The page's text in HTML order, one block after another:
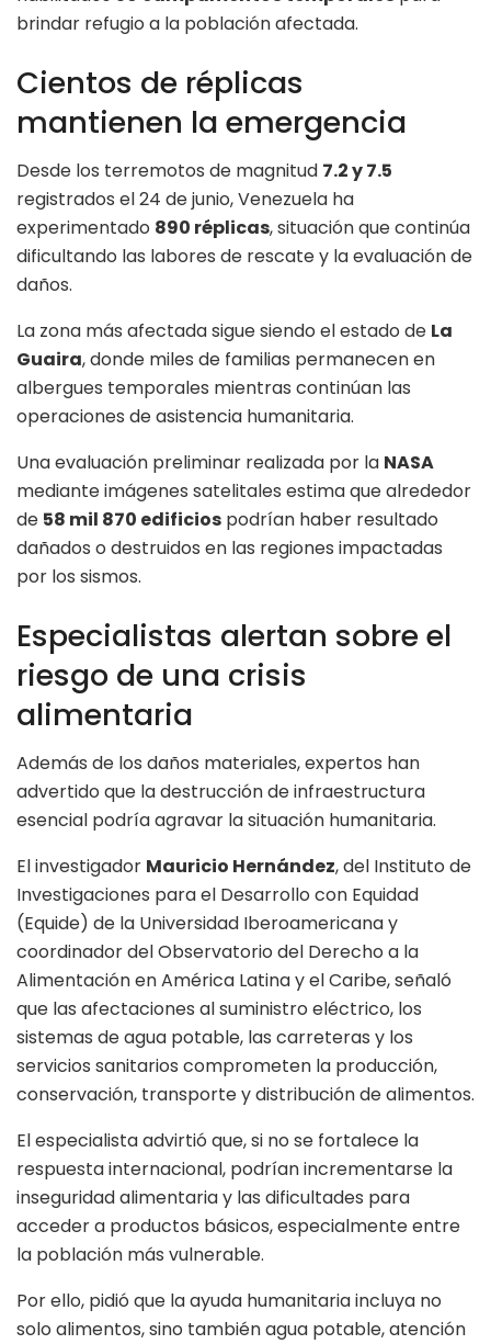
brindar refugio a la población afectada.
Cientos de réplicas
mantienen la emergencia
Desde los terremotos de magnitud 7.2 y 7.5
registrados el 24 de junio, Venezuela ha
experimentado 890 réplicas, situación que continúa
dificultando las labores de rescate y la evaluación de
daños.
La zona más afectada sigue siendo el estado de La
Guaira, donde miles de familias permanecen en
albergues temporales mientras continúan las
operaciones de asistencia humanitaria.
Una evaluación preliminar realizada por la NASA
mediante imágenes satelitales estima que alrededor
de 58 mil 870 edificios podrían haber resultado
dañados o destruidos en las regiones impactadas
por los sismos.
Especialistas alertan sobre el
riesgo de una crisis
alimentaria
Además de los daños materiales, expertos han
advertido que la destrucción de infraestructura
esencial podría agravar la situación humanitaria.
El investigador Mauricio Hernández, del Instituto de
Investigaciones para el Desarrollo con Equidad
(Equide) de la Universidad Iberoamericana y
coordinador del Observatorio del Derecho a la
Alimentación en América Latina y el Caribe, señaló
que las afectaciones al suministro eléctrico, los
sistemas de agua potable, las carreteras y los
servicios sanitarios comprometen la producción,
conservación, transporte y distribución de alimentos.
El especialista advirtió que, si no se fortalece la
respuesta internacional, podrían incrementarse la
inseguridad alimentaria y las dificultades para
acceder a productos básicos, especialmente entre
la población más vulnerable.
Por ello, pidió que la ayuda humanitaria incluya no
solo alimentos, sino también agua potable, atención